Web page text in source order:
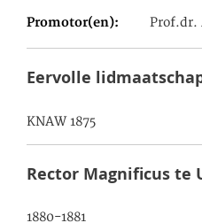
Promotor(en) Prof.dr.
Eervolle
KNAW 1875
Rector Magnificus te
1880-1881